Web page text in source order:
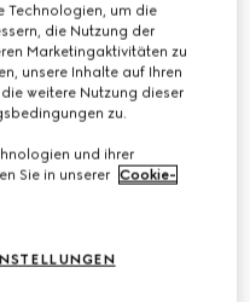
sich um Ihre Anfrage
uns
Technologien, um die
die Nutzung der
Marketingaktivitäten zu
unsere Inhalte auf Ihren
weitere Nutzung dieser
zu.
und ihrer
Sie in unserer Cookie-